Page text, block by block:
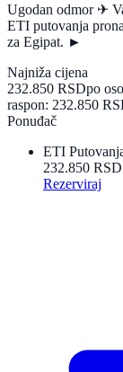
Ugodan odmor ✈
ETI putovanja
za Egipat. ►
Najniža cijena
232.850 RSDpo
raspon: 232.850
Ponuđač
ETI
232.850 RSD
Rezerviraj